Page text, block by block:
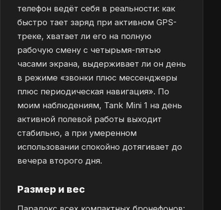
телефон ведёт себя в реальности: как
быстро тает заряд при активном GPS-
треке, хватает ли его на полную
рабочую смену с четырьмя-пятью
часами экрана, выдерживает ли он день
в режиме «звонки плюс мессенджеры
плюс периодическая навигация». По
моим наблюдениям, Tank Mini 1 на день
активной полевой работы выходит
стабильно, а при умеренном
использовании спокойно дотягивает до
вечера второго дня.
Размер и вес